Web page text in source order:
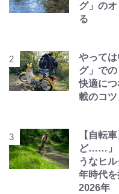
グ」の
る
やって
グ」で
快適に
載のコツ
【自転
ど……」
うなヒ
年時代
2026年